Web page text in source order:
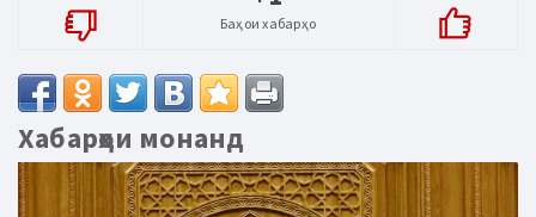
Баҳои хабарҳо
Хабарҳои монанд